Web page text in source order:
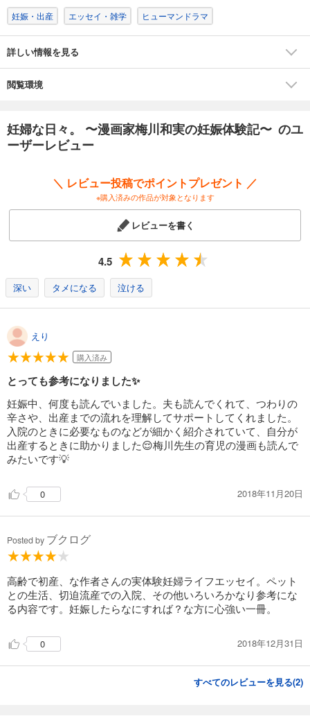
妊娠・出産 エッセイ・雑学 ヒューマンドラマ
詳しい情報を見る
閲覧環境
妊婦な日々。 〜漫画家梅川和実の妊娠体験記〜 のユ
ーザーレビュー
＼ レビュー投稿でポイントプレゼント ／
※購入済みの作品が対象となります
レビューを書く
4.5
深い タメになる 泣ける
えり
購入済み
とっても参考になりました✨
妊娠中、何度も読んでいました。夫も読んでくれて、つわりの
辛さや、出産までの流れを理解してサポートしてくれました。
入院のときに必要なものなどが細かく紹介されていて、自分が
出産するときに助かりました😌梅川先生の育児の漫画も読んで
みたいです💡
0 2018年11月20日
Posted by ブクログ
高齢で初産、な作者さんの実体験妊婦ライフエッセイ。ペット
との生活、切迫流産での入院、その他いろいろかなり参考にな
る内容です。妊娠したらなにすれば？な方に心強い一冊。
0 2018年12月31日
すべてのレビューを見る(2)